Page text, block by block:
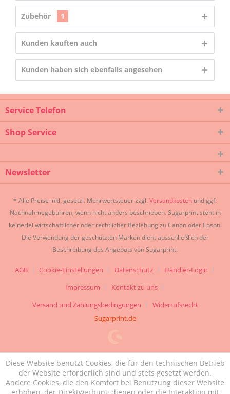
Zubehör 1
Kunden kauften auch
Kunden haben sich ebenfalls angesehen
Service Telefon
Shop Service
Newsletter
* Alle Preise inkl. gesetzl. Mehrwertsteuer zzgl. Versandkosten und ggf.
Nachnahmegebühren, wenn nicht anders beschrieben. Sugarprint steht in
keinerlei wirtschaftlicher oder rechtlicher Beziehung zu Canon oder Epson.
Die Verwendung der geschützten Marken dient ausschließlich der
Beschreibung des Angebots von Sugarprint.
AGB Cookie-Einstellungen Datenschutz
Händler-Login
Impressum
Kontakt zu uns
Versand und Zahlungsbedingungen
Widerrufsrecht
Sugarprint.de
Diese Website benutzt Cookies, die für den technischen Betrieb
der Website erforderlich sind und stets gesetzt werden.
Andere Cookies, die den Komfort bei Benutzung dieser Website